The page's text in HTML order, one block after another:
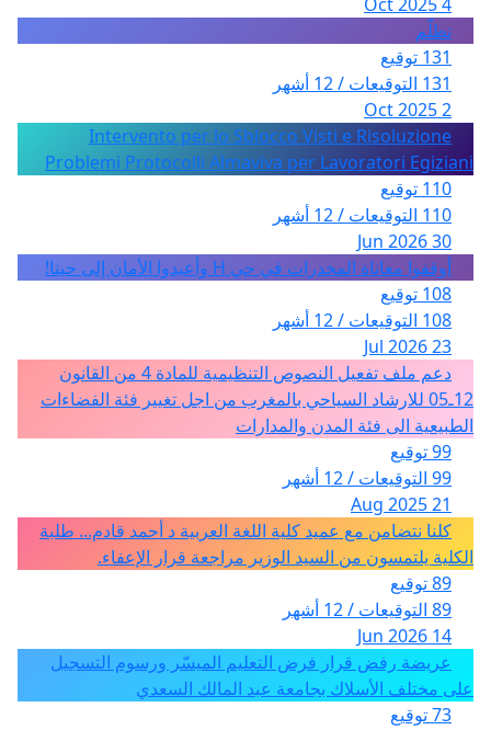
تظلّم
131 توقيع
131 التوقيعات / 12 أشهر
2 Oct 2025
Intervento per lo Sblocco Visti e Risoluzione
Problemi Protocolli Almaviva per Lavoratori Egiziani
110 توقيع
110 التوقيعات / 12 أشهر
30 Jun 2026
أوقفوا معاناة المخدرات في حي H وأعيدوا الأمان إلى حينا!
108 توقيع
108 التوقيعات / 12 أشهر
23 Jul 2026
دعم ملف تفعيل النصوص التنظيمية للمادة 4 من القانون
12ـ05 للارشاد السياحي بالمغرب من اجل تغيير فئة الفضاءات
الطبيعية الى فئة المدن والمدارات
99 توقيع
99 التوقيعات / 12 أشهر
21 Aug 2025
كلنا نتضامن مع عميد كلية اللغة العربية د أحمد قادم... طلبة
الكلية يلتمسون من السيد الوزير مراجعة قرار الإعفاء.
89 توقيع
89 التوقيعات / 12 أشهر
14 Jun 2026
عريضة رفض قرار فرض التعليم الميسّر ورسوم التسجيل
على مختلف الأسلاك بجامعة عبد المالك السعدي
73 توقيع